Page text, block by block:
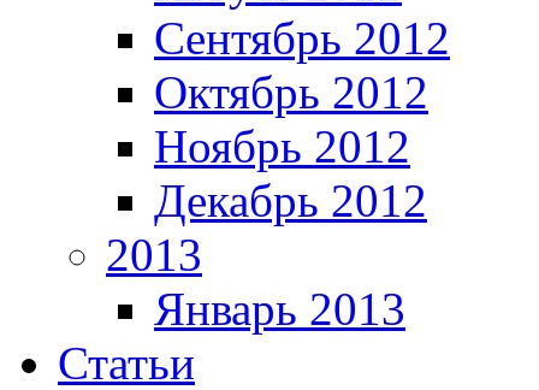
Сентябрь 2012
Октябрь 2012
Ноябрь 2012
Декабрь 2012
2013
Январь 2013
Статьи